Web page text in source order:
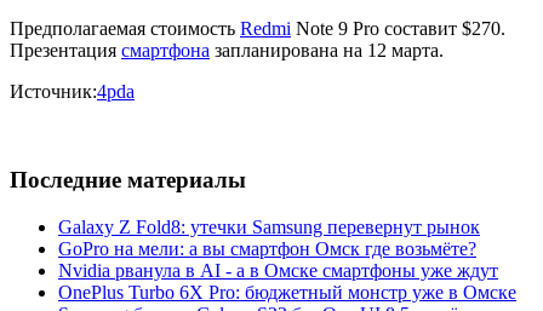
Предполагаемая стоимость Redmi Note 9 Pro составит $270.
Презентация смартфона запланирована на 12 марта.
Источник:4pda
Последние материалы
Galaxy Z Fold8: утечки Samsung перевернут рынок
GoPro на мели: а вы смартфон Омск где возьмёте?
Nvidia рванула в AI - а в Омске смартфоны уже ждут
OnePlus Turbo 6X Pro: бюджетный монстр уже в Омске